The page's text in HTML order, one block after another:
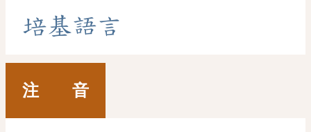
培基語言
注 音